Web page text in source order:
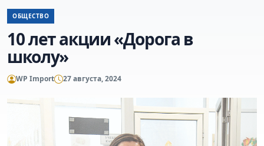
ОБЩЕСТВО
10 лет акции «Дорога в
школу»
WP Import 27 августа, 2024